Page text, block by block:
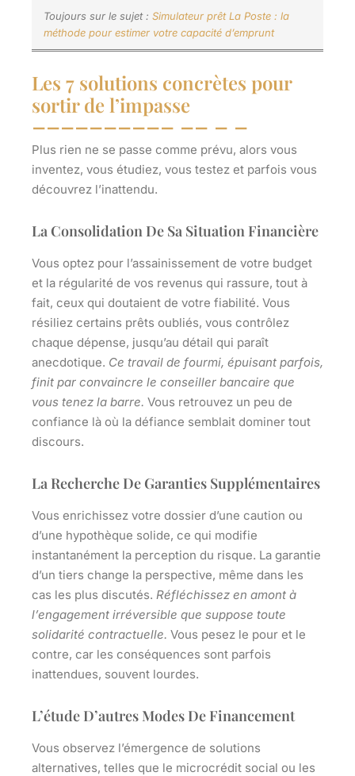
Toujours sur le sujet : Simulateur prêt La Poste : la
méthode pour estimer votre capacité d’emprunt
Les 7 solutions concrètes pour
sortir de l’impasse
Plus rien ne se passe comme prévu, alors vous
inventez, vous étudiez, vous testez et parfois vous
découvrez l’inattendu.
La Consolidation De Sa Situation Financière
Vous optez pour l’assainissement de votre budget
et la régularité de vos revenus qui rassure, tout à
fait, ceux qui doutaient de votre fiabilité. Vous
résiliez certains prêts oubliés, vous contrôlez
chaque dépense, jusqu’au détail qui paraît
anecdotique. Ce travail de fourmi, épuisant parfois,
finit par convaincre le conseiller bancaire que
vous tenez la barre. Vous retrouvez un peu de
confiance là où la défiance semblait dominer tout
discours.
La Recherche De Garanties Supplémentaires
Vous enrichissez votre dossier d’une caution ou
d’une hypothèque solide, ce qui modifie
instantanément la perception du risque. La garantie
d’un tiers change la perspective, même dans les
cas les plus discutés. Réfléchissez en amont à
l’engagement irréversible que suppose toute
solidarité contractuelle. Vous pesez le pour et le
contre, car les conséquences sont parfois
inattendues, souvent lourdes.
L’étude D’autres Modes De Financement
Vous observez l’émergence de solutions
alternatives, telles que le microcrédit social ou les